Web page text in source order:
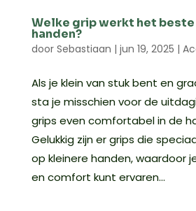
Welke grip werkt het
handen?
door Sebastiaan | jun 19, 2025 |
Als je klein van stuk bent en
sta je misschien voor de
grips even comfortabel in de
Gelukkig zijn er grips die
op kleinere handen, waardoor
en comfort kunt ervaren...